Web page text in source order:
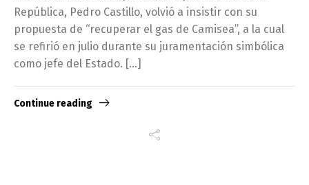
República, Pedro Castillo, volvió a insistir con su
propuesta de “recuperar el gas de Camisea”, a la cual
se refirió en julio durante su juramentación simbólica
como jefe del Estado. […]
Continue reading